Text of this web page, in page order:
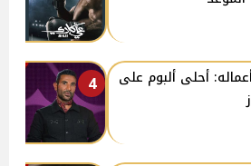
4
أحلى ألبوم على